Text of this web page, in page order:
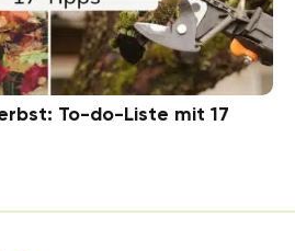
To-do-Liste mit 17